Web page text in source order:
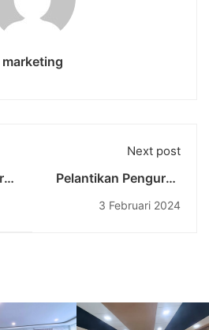
marketing
Next post
Pelantikan Pengurus
Mahasiswa
3 Februari 2024